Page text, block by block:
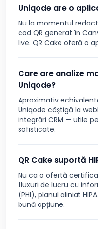
Uniqode are o
Nu la momentul
cod QR generat în
live. QR Cake oferă o
Care are analize
Uniqode?
Aproximativ
Uniqode câștigă la
integrări CRM — utile
sofisticate.
QR Cake suportă
Nu ca o ofertă
fluxuri de lucru cu
(PHI), planul aliniat
bună opțiune.